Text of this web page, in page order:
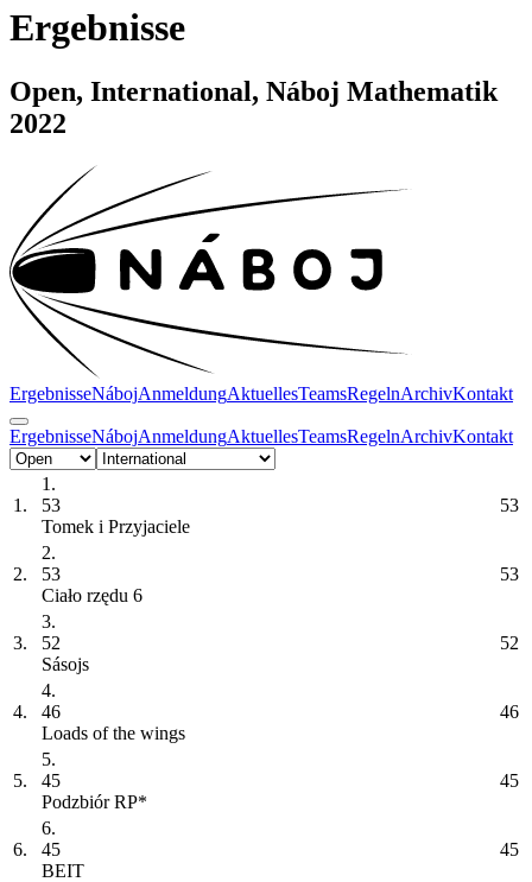
Ergebnisse
Open, International, Náboj Mathematik
2022
ErgebnisseNábojAnmeldungAktuellesTeamsRegelnArchivKontakt
ErgebnisseNábojAnmeldungAktuellesTeamsRegelnArchivKontakt
1.
1.
53
Tomek i Przyjaciele
53
2.
2.
53
Ciało rzędu 6
53
3.
3.
52
Sásojs
52
4.
4.
46
Loads of the wings
46
5.
5.
45
Podzbiór RP*
45
6.
6.
45
BEIT
45